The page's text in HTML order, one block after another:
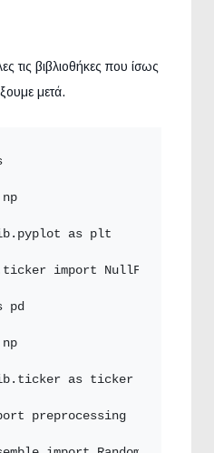
τις βιβλιοθήκες που ίσως
μετά.
pyplot as plt
ticker import NullFormatter
pd
ticker as ticker
preprocessing